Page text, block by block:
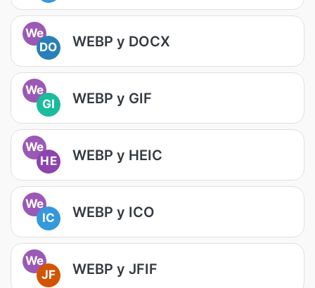
We
DO
WEBP у DOCX
We
GI
WEBP у GIF
We
HE
WEBP у HEIC
We
IC
WEBP у ICO
We
JF
WEBP у JFIF